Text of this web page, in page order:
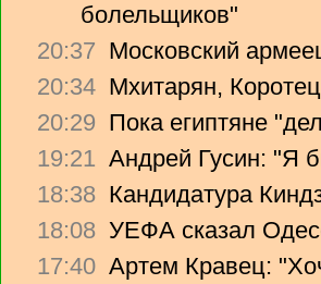
болельщиков"
20:37 Московский
20:34 Мхитарян,
20:29 Пока египтяне
19:21 Андрей Гусин: "Я
18:38 Кандидатура
18:08 УЕФА сказал
17:40 Артем Кравец: